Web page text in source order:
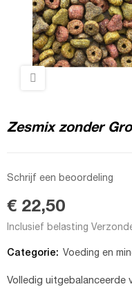
Zesmix zonder
Schrijf een beoordeling
€ 22,50
Inclusief belasting
Categorie: Voeding en
Volledig